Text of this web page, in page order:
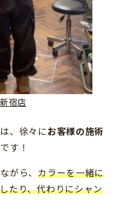
宿店
、徐々にお客様の施術
す！
がら、カラーを一緒に
たり、代わりにシャン